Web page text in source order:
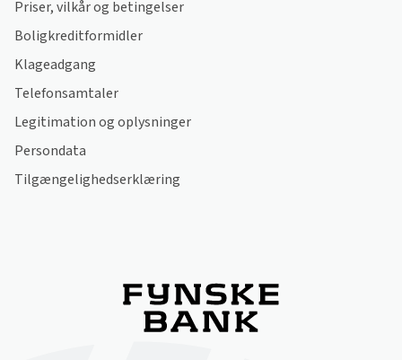
Priser, vilkår og betingelser
Boligkreditformidler
Klageadgang
Telefonsamtaler
Legitimation og oplysninger
Persondata
Tilgængelighedserklæring